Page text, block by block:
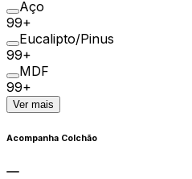
Aço
99+
Eucalipto/Pinus
99+
MDF
99+
Ver mais
Acompanha Colchão